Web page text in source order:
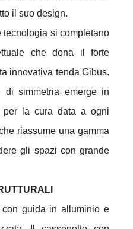
il suo design.
tecnologia si completano
che dona il forte
innovativa tenda Gibus.
di simmetria emerge in
la cura data a ogni
riassume una gamma
gli spazi con grande
guida in alluminio e